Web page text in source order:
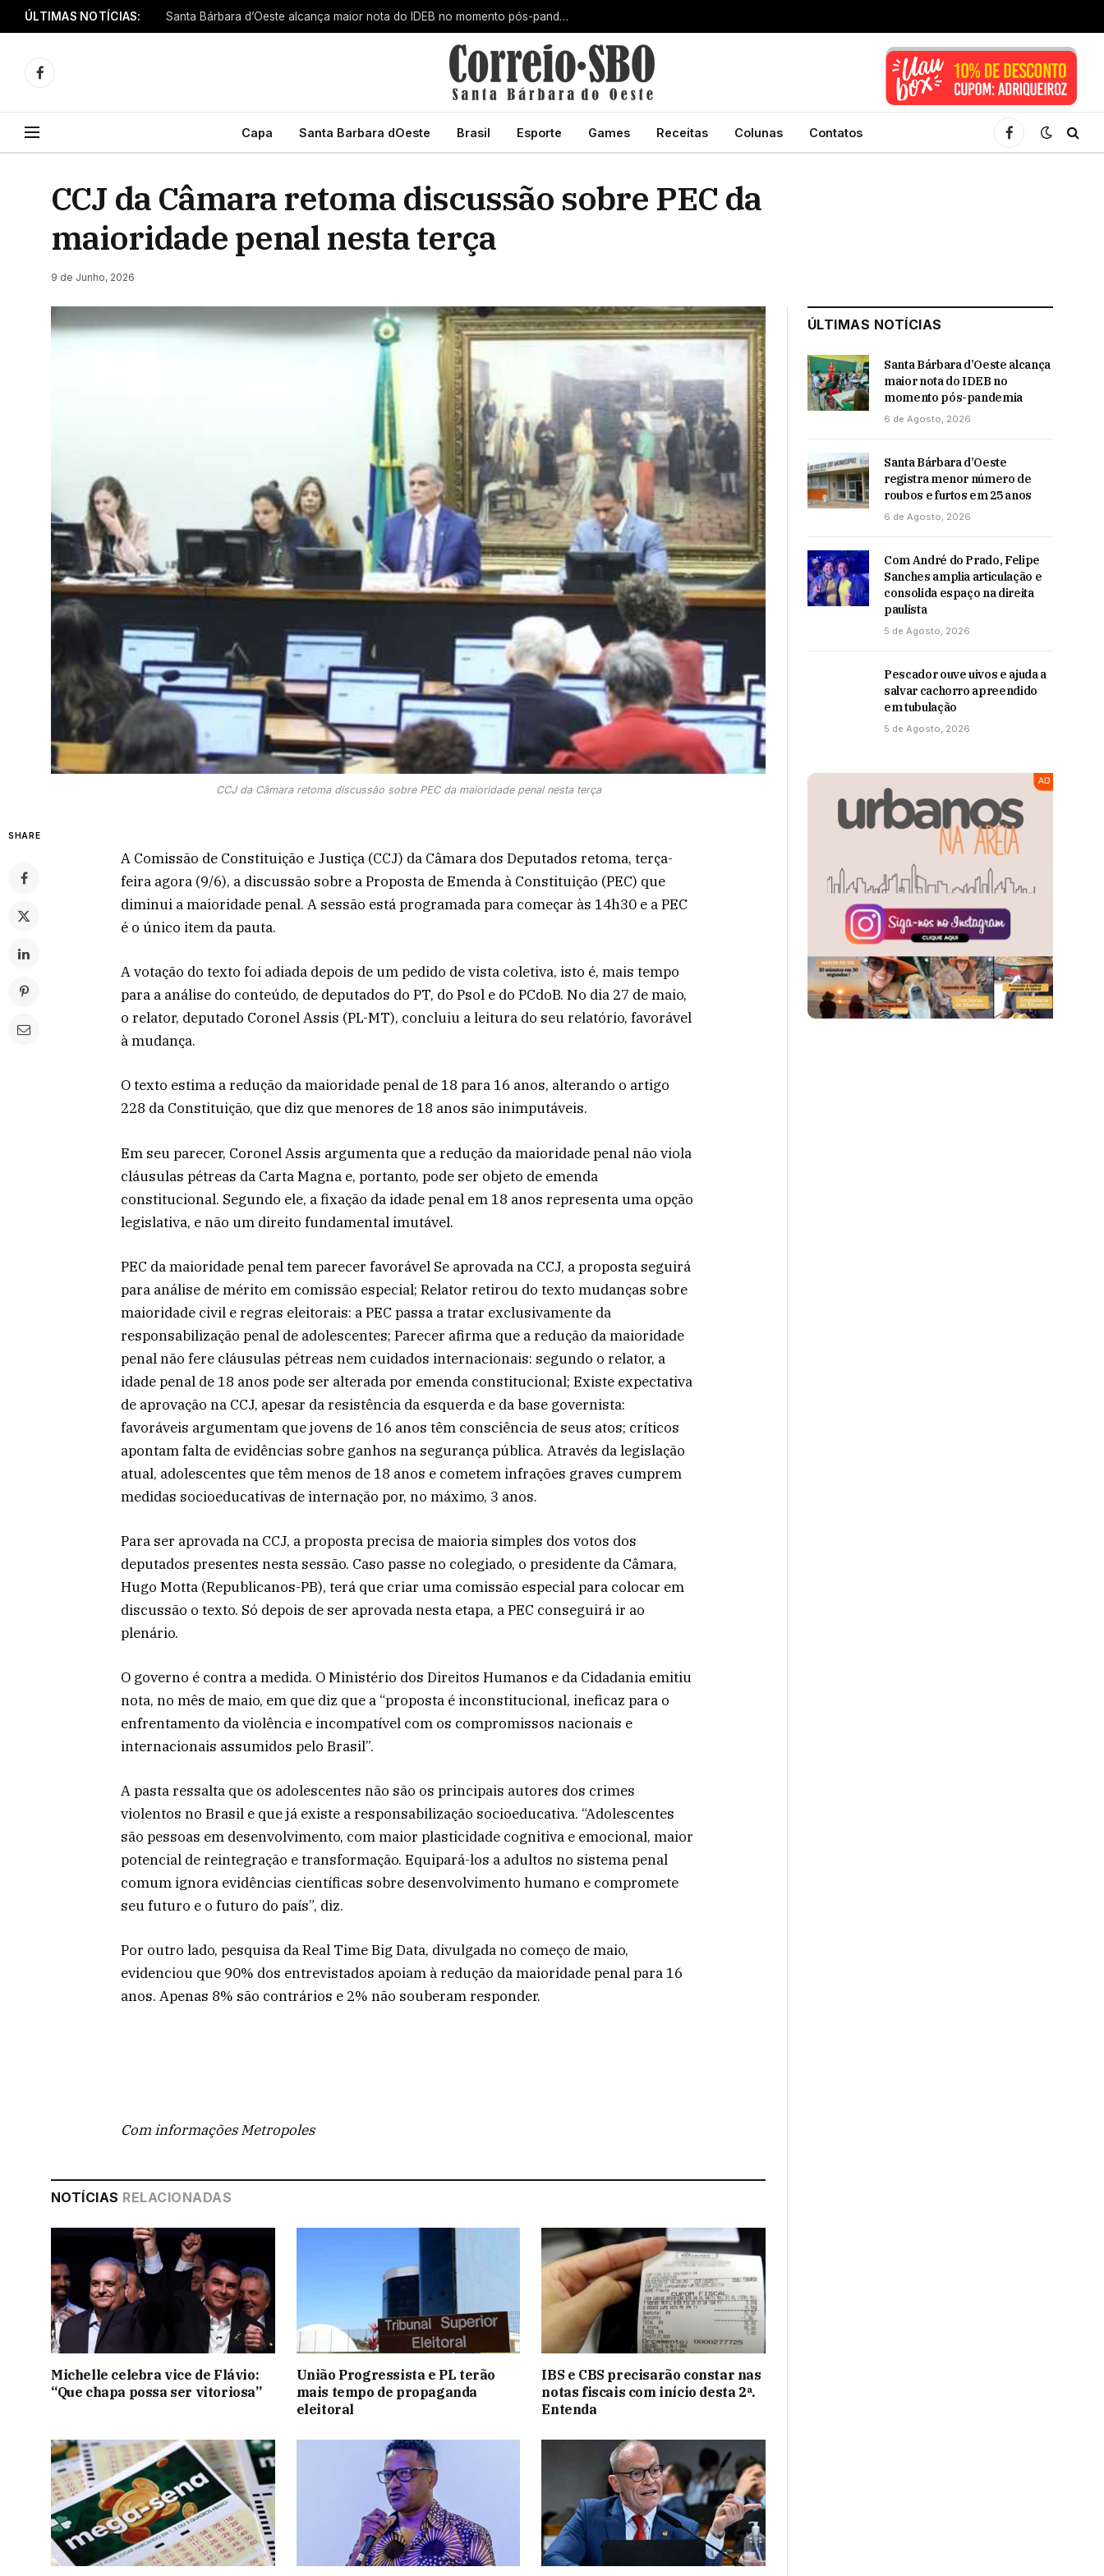
ÚLTIMAS NOTÍCIAS: Santa Bárbara d’Oeste alcança maior nota do IDEB no momento pós-pandemia
Facebook
Capa Santa Barbara dOeste Brasil Esporte Games Receitas Colunas Contatos
Facebook
CCJ da Câmara retoma discussão sobre PEC da
maioridade penal nesta terça
9 de Junho, 2026
CCJ da Câmara retoma discussão sobre PEC da maioridade penal nesta terça
SHARE
A Comissão de Constituição e Justiça (CCJ) da Câmara dos Deputados retoma, terça-
feira agora (9/6), a discussão sobre a Proposta de Emenda à Constituição (PEC) que
diminui a maioridade penal. A sessão está programada para começar às 14h30 e a PEC
é o único item da pauta.
A votação do texto foi adiada depois de um pedido de vista coletiva, isto é, mais tempo
para a análise do conteúdo, de deputados do PT, do Psol e do PCdoB. No dia 27 de maio,
o relator, deputado Coronel Assis (PL-MT), concluiu a leitura do seu relatório, favorável
à mudança.
O texto estima a redução da maioridade penal de 18 para 16 anos, alterando o artigo
228 da Constituição, que diz que menores de 18 anos são inimputáveis.
Em seu parecer, Coronel Assis argumenta que a redução da maioridade penal não viola
cláusulas pétreas da Carta Magna e, portanto, pode ser objeto de emenda
constitucional. Segundo ele, a fixação da idade penal em 18 anos representa uma opção
legislativa, e não um direito fundamental imutável.
PEC da maioridade penal tem parecer favorável Se aprovada na CCJ, a proposta seguirá
para análise de mérito em comissão especial; Relator retirou do texto mudanças sobre
maioridade civil e regras eleitorais: a PEC passa a tratar exclusivamente da
responsabilização penal de adolescentes; Parecer afirma que a redução da maioridade
penal não fere cláusulas pétreas nem cuidados internacionais: segundo o relator, a
idade penal de 18 anos pode ser alterada por emenda constitucional; Existe expectativa
de aprovação na CCJ, apesar da resistência da esquerda e da base governista:
favoráveis argumentam que jovens de 16 anos têm consciência de seus atos; críticos
apontam falta de evidências sobre ganhos na segurança pública. Através da legislação
atual, adolescentes que têm menos de 18 anos e cometem infrações graves cumprem
medidas socioeducativas de internação por, no máximo, 3 anos.
Para ser aprovada na CCJ, a proposta precisa de maioria simples dos votos dos
deputados presentes nesta sessão. Caso passe no colegiado, o presidente da Câmara,
Hugo Motta (Republicanos-PB), terá que criar uma comissão especial para colocar em
discussão o texto. Só depois de ser aprovada nesta etapa, a PEC conseguirá ir ao
plenário.
O governo é contra a medida. O Ministério dos Direitos Humanos e da Cidadania emitiu
nota, no mês de maio, em que diz que a “proposta é inconstitucional, ineficaz para o
enfrentamento da violência e incompatível com os compromissos nacionais e
internacionais assumidos pelo Brasil”.
A pasta ressalta que os adolescentes não são os principais autores dos crimes
violentos no Brasil e que já existe a responsabilização socioeducativa. “Adolescentes
são pessoas em desenvolvimento, com maior plasticidade cognitiva e emocional, maior
potencial de reintegração e transformação. Equipará-los a adultos no sistema penal
comum ignora evidências científicas sobre desenvolvimento humano e compromete
seu futuro e o futuro do país”, diz.
Por outro lado, pesquisa da Real Time Big Data, divulgada no começo de maio,
evidenciou que 90% dos entrevistados apoiam à redução da maioridade penal para 16
anos. Apenas 8% são contrários e 2% não souberam responder.
Com informações Metropoles
NOTÍCIAS RELACIONADAS
Michelle celebra vice de Flávio:
“Que chapa possa ser vitoriosa”
União Progressista e PL terão
mais tempo de propaganda
eleitoral
IBS e CBS precisarão constar nas
notas fiscais com início desta 2ª.
Entenda
ÚLTIMAS NOTÍCIAS
Santa Bárbara d’Oeste alcança
maior nota do IDEB no
momento pós-pandemia
6 de Agosto, 2026
Santa Bárbara d’Oeste
registra menor número de
roubos e furtos em 25 anos
6 de Agosto, 2026
Com André do Prado, Felipe
Sanches amplia articulação e
consolida espaço na direita
paulista
5 de Agosto, 2026
Pescador ouve uivos e ajuda a
salvar cachorro apreendido
em tubulação
5 de Agosto, 2026